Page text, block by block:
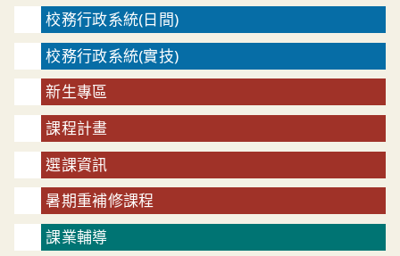
校務行政系統(日間)
校務行政系統(實技)
新生專區
課程計畫
選課資訊
暑期重補修課程
課業輔導